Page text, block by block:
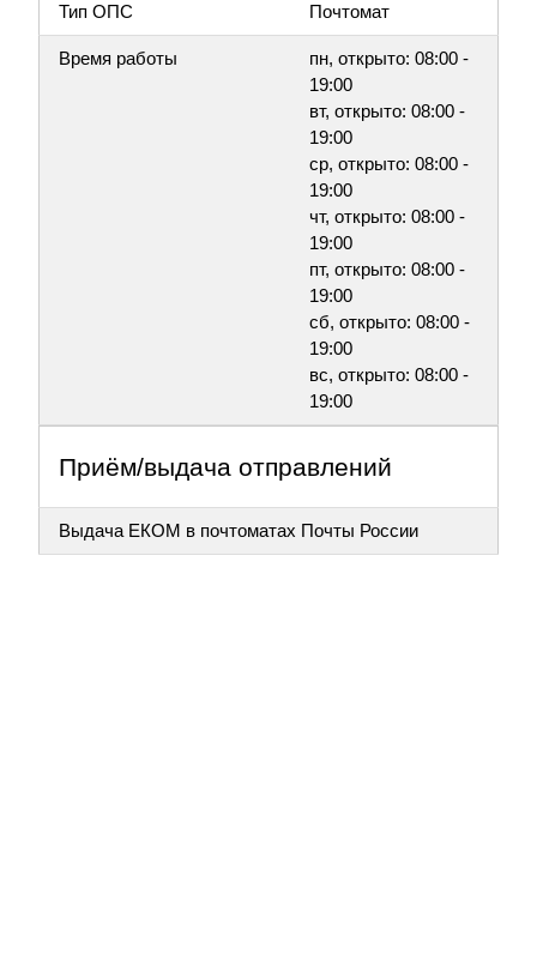
Тип ОПС Почтомат
Время работы
пн, открыто: 08:00 -
19:00
вт, открыто: 08:00 -
19:00
ср, открыто: 08:00 -
19:00
чт, открыто: 08:00 -
19:00
пт, открыто: 08:00 -
19:00
сб, открыто: 08:00 -
19:00
вс, открыто: 08:00 -
19:00
Приём/выдача отправлений
Выдача ЕКОМ в почтоматах Почты России